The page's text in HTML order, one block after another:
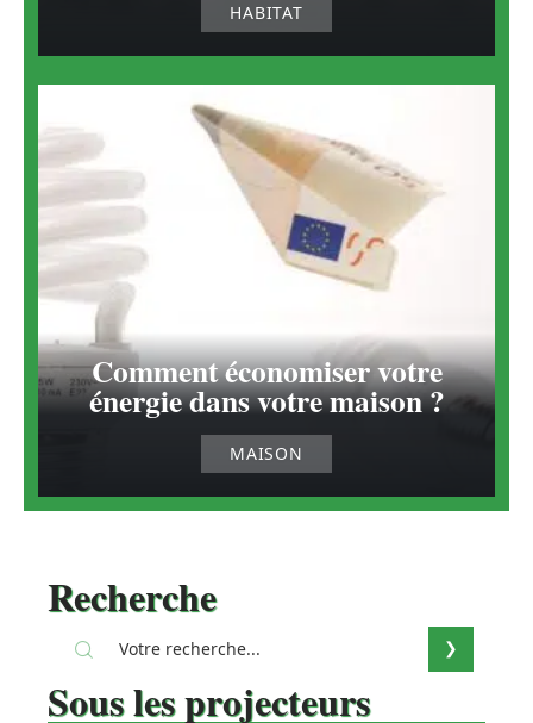
HABITAT
Comment économiser votre
énergie dans votre maison ?
MAISON
Recherche
Sous les projecteurs